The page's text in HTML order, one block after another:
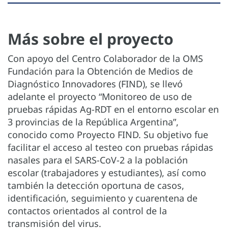
Más sobre el proyecto
Con apoyo del Centro Colaborador de la OMS
Fundación para la Obtención de Medios de
Diagnóstico Innovadores (FIND), se llevó
adelante el proyecto “Monitoreo de uso de
pruebas rápidas Ag-RDT en el entorno escolar en
3 provincias de la República Argentina”,
conocido como Proyecto FIND. Su objetivo fue
facilitar el acceso al testeo con pruebas rápidas
nasales para el SARS-CoV-2 a la población
escolar (trabajadores y estudiantes), así como
también la detección oportuna de casos,
identificación, seguimiento y cuarentena de
contactos orientados al control de la
transmisión del virus.